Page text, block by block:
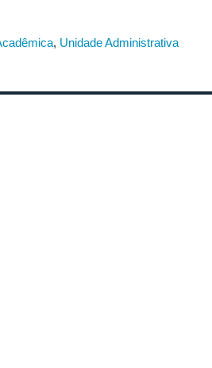
, Unidade Administrativa